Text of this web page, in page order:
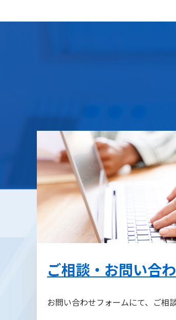
ご相談・お問い合
お問い合わせフォームにて、ご相